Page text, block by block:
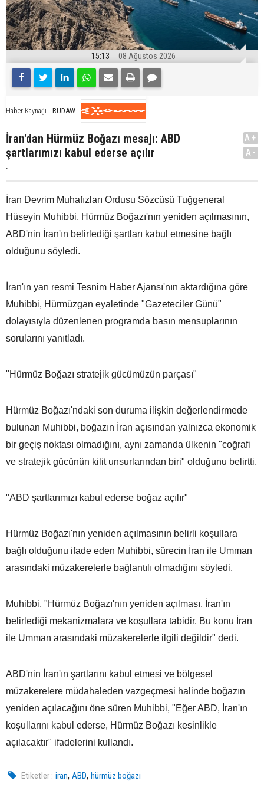
15:13 08 Ağustos 2026
Haber Kaynağı RUDAW
İran'dan Hürmüz Boğazı mesajı: ABD
şartlarımızı kabul ederse açılır
.
A+
A-
İran Devrim Muhafızları Ordusu Sözcüsü Tuğgeneral
Hüseyin Muhibbi, Hürmüz Boğazı'nın yeniden açılmasının,
ABD'nin İran'ın belirlediği şartları kabul etmesine bağlı
olduğunu söyledi.
İran'ın yarı resmi Tesnim Haber Ajansı'nın aktardığına göre
Muhibbi, Hürmüzgan eyaletinde "Gazeteciler Günü"
dolayısıyla düzenlenen programda basın mensuplarının
sorularını yanıtladı.
"Hürmüz Boğazı stratejik gücümüzün parçası"
Hürmüz Boğazı'ndaki son duruma ilişkin değerlendirmede
bulunan Muhibbi, boğazın İran açısından yalnızca ekonomik
bir geçiş noktası olmadığını, aynı zamanda ülkenin "coğrafi
ve stratejik gücünün kilit unsurlarından biri" olduğunu belirtti.
"ABD şartlarımızı kabul ederse boğaz açılır"
Hürmüz Boğazı'nın yeniden açılmasının belirli koşullara
bağlı olduğunu ifade eden Muhibbi, sürecin İran ile Umman
arasındaki müzakerelerle bağlantılı olmadığını söyledi.
Muhibbi, "Hürmüz Boğazı'nın yeniden açılması, İran'ın
belirlediği mekanizmalara ve koşullara tabidir. Bu konu İran
ile Umman arasındaki müzakerelerle ilgili değildir" dedi.
ABD'nin İran'ın şartlarını kabul etmesi ve bölgesel
müzakerelere müdahaleden vazgeçmesi halinde boğazın
yeniden açılacağını öne süren Muhibbi, "Eğer ABD, İran'ın
koşullarını kabul ederse, Hürmüz Boğazı kesinlikle
açılacaktır" ifadelerini kullandı.
Etiketler : iran,ABD,hürmüz boğazı